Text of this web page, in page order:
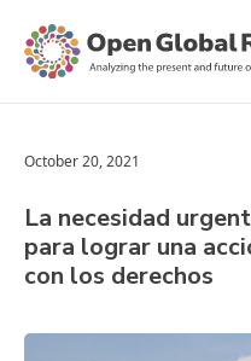
October 20, 2021
La necesidad
para lograr una
con los derechos